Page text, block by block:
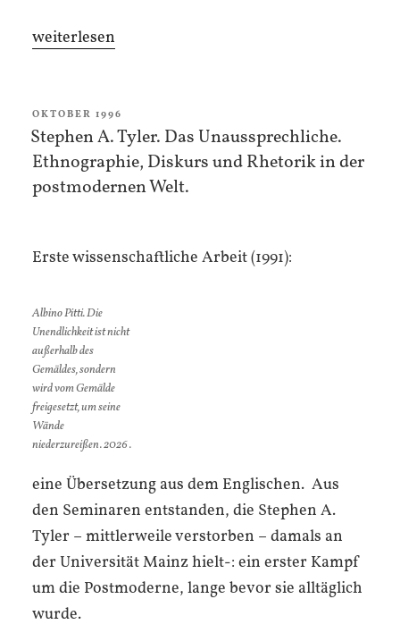
„Geschichtlichkeit,
weiterlesen
VERÖFFENTLICHT
AM
OKTOBER 1996
Stephen A. Tyler. Das Unaussprechliche.
Ethnographie, Diskurs und Rhetorik in der
postmodernen Welt.
Erste wissenschaftliche Arbeit (1991):
Albino Pitti. Die
Unendlichkeit ist nicht
außerhalb des
Gemäldes, sondern
wird vom Gemälde
freigesetzt, um seine
Wände
niederzureißen. 2026 .
eine Übersetzung aus dem Englischen. Aus
den Seminaren entstanden, die Stephen A.
Tyler – mittlerweile verstorben – damals an
der Universität Mainz hielt-: ein erster Kampf
um die Postmoderne, lange bevor sie alltäglich
wurde.